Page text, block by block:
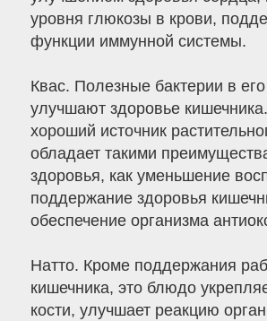
уровня глюкозы в крови,
функции иммунной системы.
Квас. Полезные бактерии в
улучшают здоровье
хороший источник
обладает такими
здоровья, как уменьшение
поддержание здоровья
обеспечение организма
Натто. Кроме поддержания
кишечника, это блюдо
кости, улучшает реакцию